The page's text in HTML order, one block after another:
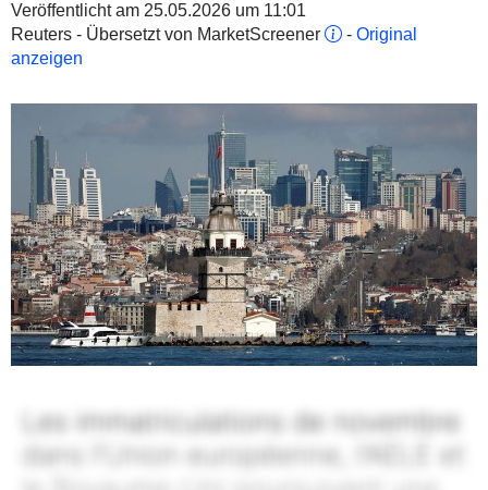
Veröffentlicht am 25.05.2026 um 11:01
Reuters - Übersetzt von MarketScreener
- Original
anzeigen